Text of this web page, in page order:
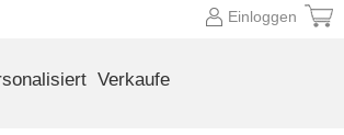
Einloggen
Verkaufe